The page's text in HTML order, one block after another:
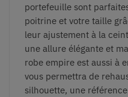
portefeuille sont
poitrine et votre taille
leur ajustement à la
une allure élégante et
robe empire est aussi à
vous permettra de
silhouette, une